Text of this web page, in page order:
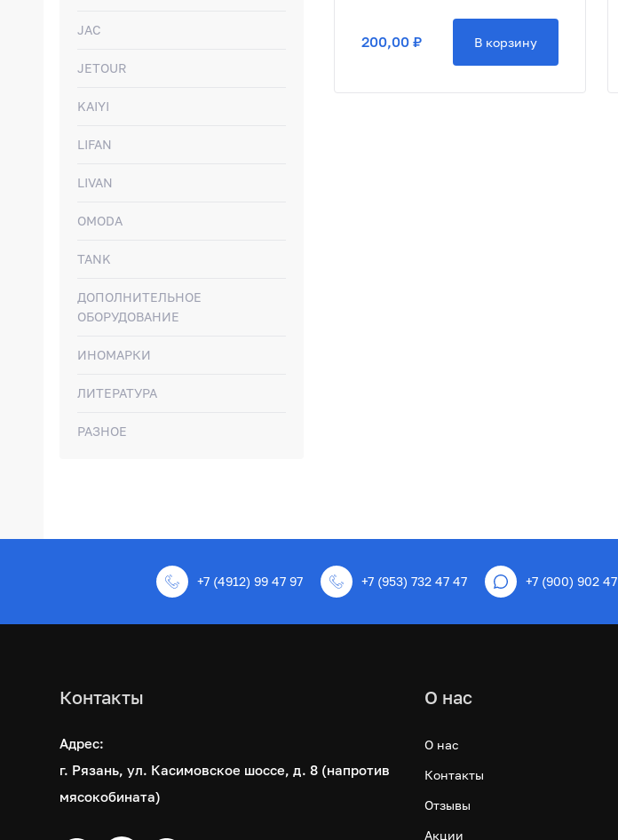
JAC
JETOUR
KAIYI
LIFAN
LIVAN
OMODA
TANK
ДОПОЛНИТЕЛЬНОЕ
ОБОРУДОВАНИЕ
ИНОМАРКИ
ЛИТЕРАТУРА
РАЗНОЕ
200,00 ₽ В корзину
+7 (4912) 99 47 97 +7 (953) 732 47 47 +7 (900) 902
Контакты
Адрес:
г. Рязань, ул. Касимовское шоссе, д. 8 (напротив
мясокобината)
О нас
О нас
Контакты
Отзывы
Акции